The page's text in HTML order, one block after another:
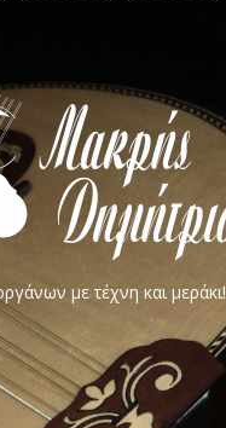
με τέχνη και μεράκι!